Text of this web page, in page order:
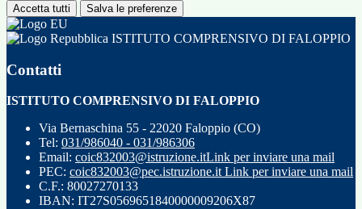
Accetta tutti Salva le preferenze
ISTITUTO COMPRENSIVO DI FALOPPIO
Contatti
ISTITUTO COMPRENSIVO DI FALOPPIO
Via Bernaschina 55 - 22020 Faloppio (CO)
Tel: 031/986040 - 031/986306
Email: coic832003@istruzione.itLink per inviare una mail
PEC: coic832003@pec.istruzione.itLink per inviare una mail
C.F.: 80027270133
IBAN: IT27S0569651840000009206X87